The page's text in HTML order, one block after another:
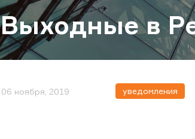
Выходные в
06 ноября, 2019 уведомления